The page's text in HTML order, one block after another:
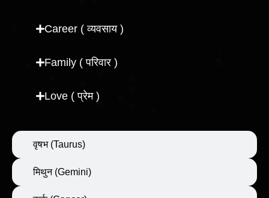
वृषभ (Taurus)
मिथुन (Gemini)
Career ( व्यवसाय )
Family ( परिवार )
Love ( प्रेम )